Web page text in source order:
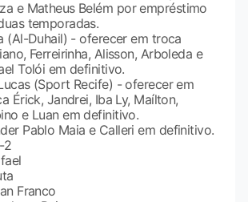
e Matheus Belém por empréstimo
temporadas.
(Al-Duhail) - oferecer em troca
Ferreirinha, Alisson, Arboleda e
Tolói em definitivo.
(Sport Recife) - oferecer em
Érick, Jandrei, Iba Ly, Maílton,
e Luan em definitivo.
Pablo Maia e Calleri em definitivo.
2
Franco